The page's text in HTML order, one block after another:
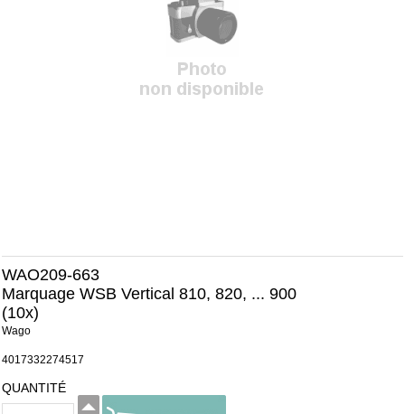
WAO209-663
Marquage WSB Vertical 810, 820, ... 900
(10x)
Wago
4017332274517
QUANTITÉ